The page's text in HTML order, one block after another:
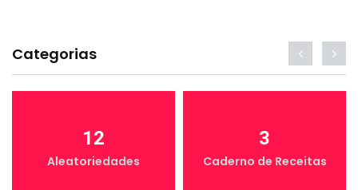
Categorias
12
Aleatoriedades
3
Caderno de Receitas